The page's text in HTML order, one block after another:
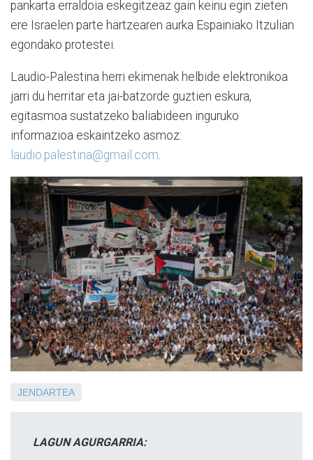
pankarta erraldoia eskegitzeaz gain keinu egin zieten
ere Israelen parte hartzearen aurka Espainiako Itzulian
egondako protestei.
Laudio-Palestina herri ekimenak helbide elektronikoa
jarri du herritar eta jai-batzorde guztien eskura,
egitasmoa sustatzeko baliabideen inguruko
informazioa eskaintzeko asmoz:
laudio.palestina@gmail.com
JENDARTEA
LAGUN AGURGARRIA: